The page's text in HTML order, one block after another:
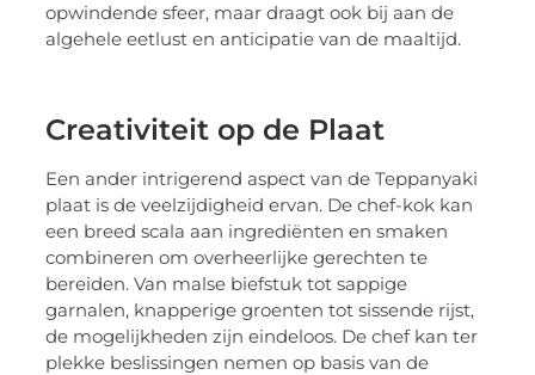
opwindende sfeer, maar draagt ook bij aan de
algehele eetlust en anticipatie van de maaltijd.
Creativiteit op de Plaat
Een ander intrigerend aspect van de Teppanyaki
plaat is de veelzijdigheid ervan. De chef-kok kan
een breed scala aan ingrediënten en smaken
combineren om overheerlijke gerechten te
bereiden. Van malse biefstuk tot sappige
garnalen, knapperige groenten tot sissende rijst,
de mogelijkheden zijn eindeloos. De chef kan ter
plekke beslissingen nemen op basis van de